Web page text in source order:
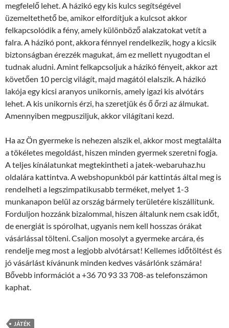
megfelelő lehet. A házikó egy kis kulcs segítségével
üzemeltethető be, amikor elfordítjuk a kulcsot akkor
felkapcsolódik a fény, amely különböző alakzatokat vetít a
falra. A házikó pont, akkora fénnyel rendelkezik, hogy a kicsik
biztonságban érezzék magukat, ám ez mellett nyugodtan el
tudnak aludni. Amint felkapcsoljuk a házikó fényeit, akkor azt
követően 10 percig világít, majd magától elalszik. A házikó
lakója egy kicsi aranyos unikornis, amely igazi kis alvótárs
lehet. A kis unikornis érzi, ha szeretjük és ő őrzi az álmukat.
Amennyiben megpusziljuk, akkor világítani kezd.
Ha az Ön gyermeke is nehezen alszik el, akkor most megtalálta
a tökéletes megoldást, hiszen minden gyermek szeretni fogja.
A teljes kínálatunkat megtekintheti a jatek-webaruhaz.hu
oldalára kattintva. A webshopunkból pár kattintás által meg is
rendelheti a legszimpatikusabb terméket, melyet 1-3
munkanapon belül az ország bármely területére kiszállítunk.
Forduljon hozzánk bizalommal, hiszen általunk nem csak időt,
de energiát is spórolhat, ugyanis nem kell hosszas órákat
vásárlással tölteni. Csaljon mosolyt a gyermeke arcára, és
rendelje meg most a legjobb alvótársat! Kellemes időtöltést és
jó vásárlást kívánunk minden kedves vásárlónk számára!
Bővebb információt a +36 70 93 33 708-as telefonszámon
kaphat.
JÁTÉK